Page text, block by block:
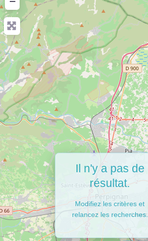
Il n'y a pas de
résultat.
Modifiez les critères et
relancez les recherches.